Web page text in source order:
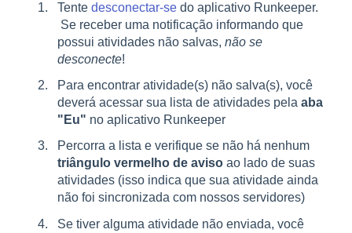
Tente desconectar-se do aplicativo Runkeeper.
Se receber uma notificação informando que
possui atividades não salvas, não se
desconecte!
Para encontrar atividade(s) não salva(s), você
deverá acessar sua lista de atividades pela aba
"Eu" no aplicativo Runkeeper
Percorra a lista e verifique se não há nenhum
triângulo vermelho de aviso ao lado de suas
atividades (isso indica que sua atividade ainda
não foi sincronizada com nossos servidores)
Se tiver alguma atividade não enviada, você